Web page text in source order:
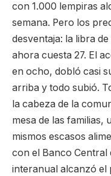
con 1.000 lempiras
semana. Pero los
desventaja: la libra
ahora cuesta 27. El
en ocho, dobló casi
arriba y todo subió.
la cabeza de la
mesa de las familias,
mismos escasos
con el Banco
interanual alcanzó el